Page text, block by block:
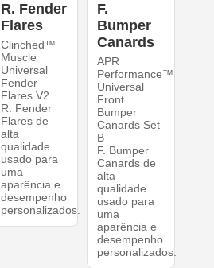
R. Fender
Flares
Clinched™
Muscle
Universal
Fender
Flares V2
R. Fender
Flares de
alta
qualidade
usado para
uma
aparência e
desempenho
personalizados.
F.
Bumper
Canards
APR
Performance™
Universal
Front
Bumper
Canards Set
B
F. Bumper
Canards de
alta
qualidade
usado para
uma
aparência e
desempenho
personalizados.